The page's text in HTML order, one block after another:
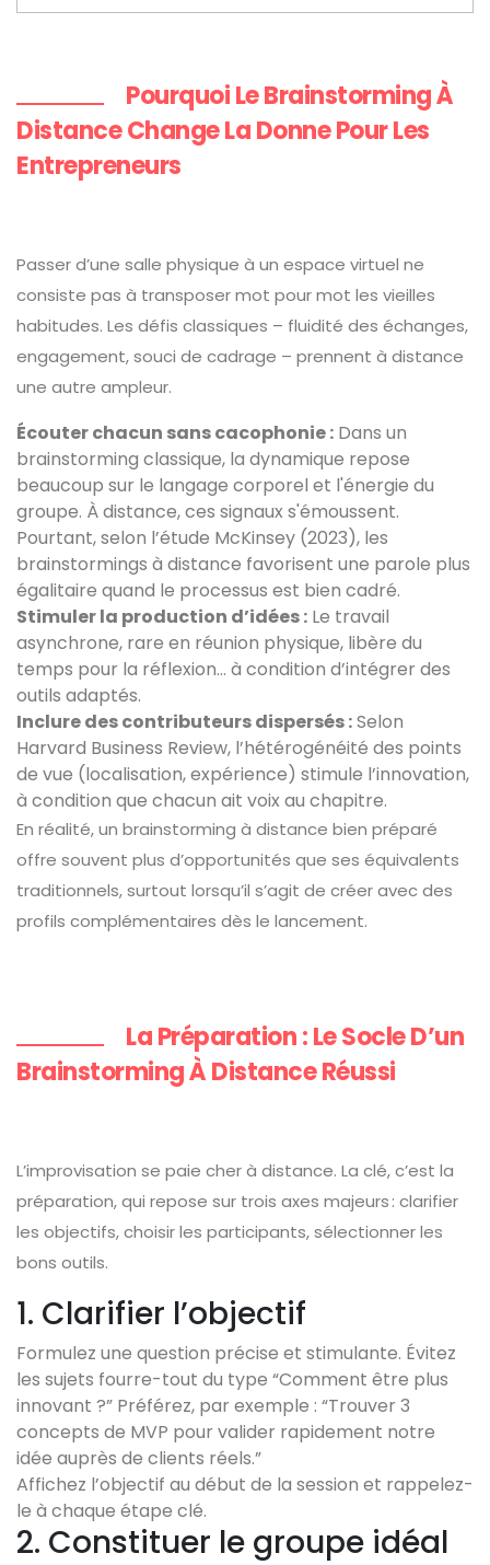
Pourquoi Le Brainstorming À
Distance Change La Donne Pour Les
Entrepreneurs
Passer d’une salle physique à un espace virtuel ne
consiste pas à transposer mot pour mot les vieilles
habitudes. Les défis classiques – fluidité des échanges,
engagement, souci de cadrage – prennent à distance
une autre ampleur.
Écouter chacun sans cacophonie : Dans un
brainstorming classique, la dynamique repose
beaucoup sur le langage corporel et l'énergie du
groupe. À distance, ces signaux s'émoussent.
Pourtant, selon l’étude McKinsey (2023), les
brainstormings à distance favorisent une parole plus
égalitaire quand le processus est bien cadré.
Stimuler la production d’idées : Le travail
asynchrone, rare en réunion physique, libère du
temps pour la réflexion… à condition d’intégrer des
outils adaptés.
Inclure des contributeurs dispersés :Selon
Harvard Business Review, l’hétérogénéité des points
de vue (localisation, expérience) stimule l’innovation,
à condition que chacun ait voix au chapitre.
En réalité, un brainstorming à distance bien préparé
offre souvent plus d’opportunités que ses équivalents
traditionnels, surtout lorsqu’il s’agit de créer avec des
profils complémentaires dès le lancement.
La Préparation : Le Socle D’un
Brainstorming À Distance Réussi
L’improvisation se paie cher à distance. La clé, c’est la
préparation, qui repose sur trois axes majeurs : clarifier
les objectifs, choisir les participants, sélectionner les
bons outils.
1. Clarifier l’objectif
Formulez une question précise et stimulante. Évitez
les sujets fourre-tout du type “Comment être plus
innovant ?” Préférez, par exemple : “Trouver 3
concepts de MVP pour valider rapidement notre
idée auprès de clients réels.”
Affichez l’objectif au début de la session et rappelez-
le à chaque étape clé.
2. Constituer le groupe idéal